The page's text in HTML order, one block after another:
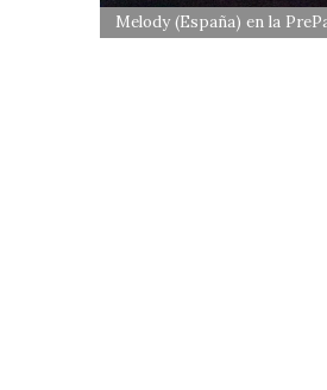
Melody (España) en la